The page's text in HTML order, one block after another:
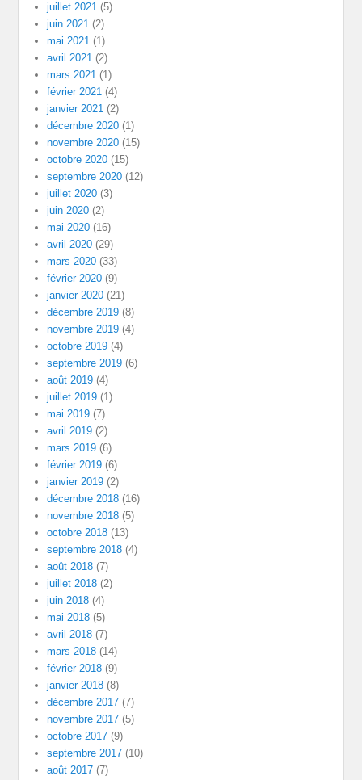
juillet 2021 (5)
juin 2021 (2)
mai 2021 (1)
avril 2021 (2)
mars 2021 (1)
février 2021 (4)
janvier 2021 (2)
décembre 2020 (1)
novembre 2020 (15)
octobre 2020 (15)
septembre 2020 (12)
juillet 2020 (3)
juin 2020 (2)
mai 2020 (16)
avril 2020 (29)
mars 2020 (33)
février 2020 (9)
janvier 2020 (21)
décembre 2019 (8)
novembre 2019 (4)
octobre 2019 (4)
septembre 2019 (6)
août 2019 (4)
juillet 2019 (1)
mai 2019 (7)
avril 2019 (2)
mars 2019 (6)
février 2019 (6)
janvier 2019 (2)
décembre 2018 (16)
novembre 2018 (5)
octobre 2018 (13)
septembre 2018 (4)
août 2018 (7)
juillet 2018 (2)
juin 2018 (4)
mai 2018 (5)
avril 2018 (7)
mars 2018 (14)
février 2018 (9)
janvier 2018 (8)
décembre 2017 (7)
novembre 2017 (5)
octobre 2017 (9)
septembre 2017 (10)
août 2017 (7)